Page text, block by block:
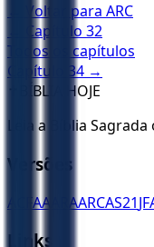
← Voltar para ARC
← Capítulo 32
Todos os capítulos
Capítulo
34 →
BÍBLIA HOJE
Leia a Bíblia
Versões
ACFAA ARAARCAS21
Links